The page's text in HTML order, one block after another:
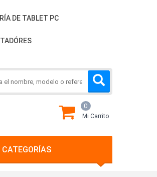
DE TABLET PC
CATEGORÍAS
0
Mi Carrito